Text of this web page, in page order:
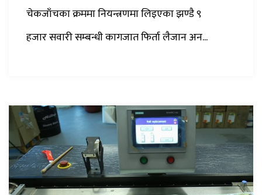
चेकजाँचका क्रममा नियन्त्रणमा लिइएका झण्डै ९
हजार सवारी सम्बन्धी कागजात फिर्ता लैजान अन...